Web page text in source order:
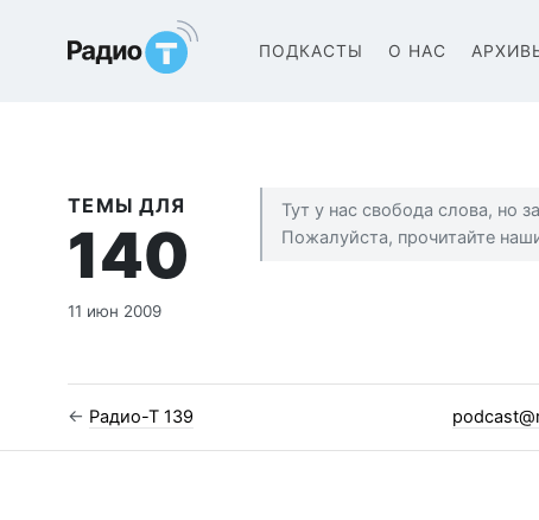
Радио-Т Подкаст ПОДКАСТЫ О НАС
ТЕМЫ ДЛЯ
140
11 июн 2009
Тут у нас свобода слова, но
Пожалуйста, прочитайте
← Радио-Т 139